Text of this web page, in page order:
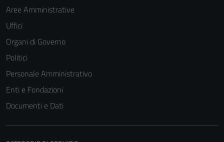
Aree Amministrative
Uffici
Organi di Governo
Politici
Personale Amministrativo
Enti e Fondazioni
Documenti e Dati